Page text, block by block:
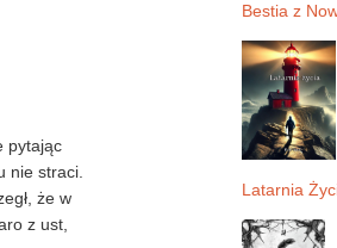
Bestia z
Latarnia